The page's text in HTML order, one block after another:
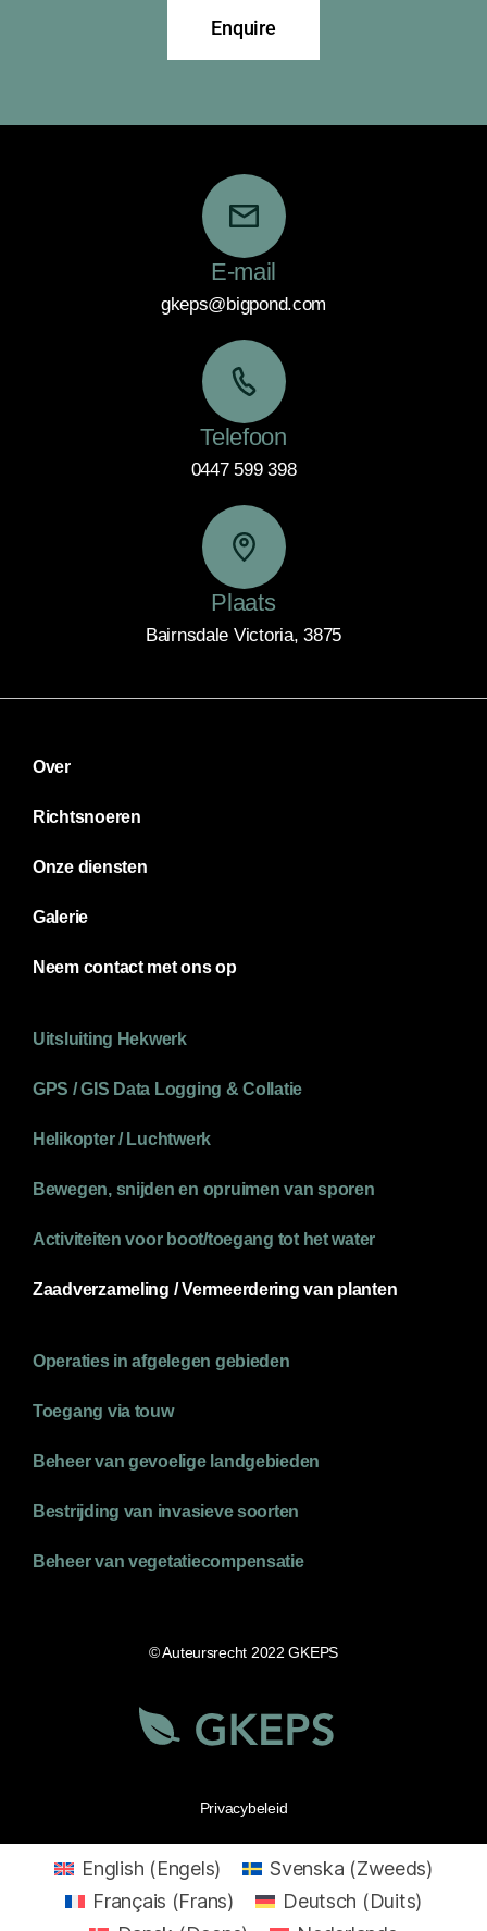
Enquire
E-mail
gkeps@bigpond.com
Telefoon
0447 599 398
Plaats
Bairnsdale Victoria, 3875
Over
Richtsnoeren
Onze diensten
Galerie
Neem contact met ons op
Uitsluiting Hekwerk
GPS / GIS Data Logging & Collatie
Helikopter / Luchtwerk
Bewegen, snijden en opruimen van sporen
Activiteiten voor boot/toegang tot het water
Zaadverzameling / Vermeerdering van planten
Operaties in afgelegen gebieden
Toegang via touw
Beheer van gevoelige landgebieden
Bestrijding van invasieve soorten
Beheer van vegetatiecompensatie
© Auteursrecht 2022 GKEPS
Privacybeleid
English (Engels) Svenska (Zweeds)
Français (Frans) Deutsch (Duits)